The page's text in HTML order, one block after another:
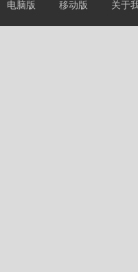
电脑版 移动版 关于